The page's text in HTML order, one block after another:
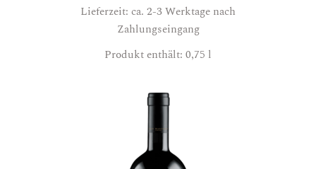
Lieferzeit: ca. 2-3 Werktage nach
Zahlungseingang
Produkt enthält: 0,75 l